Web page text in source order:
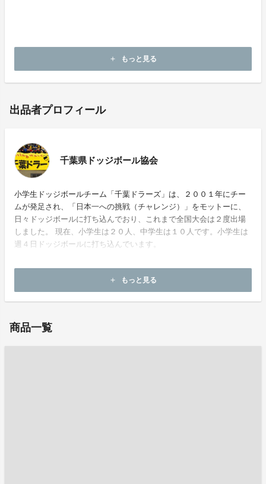
add もっと見る
出品者プロフィール
千葉県ドッジボール協会
小学生ドッジボールチーム「千葉ドラーズ」は、２００１年にチー
ムが発足され、「日本一への挑戦（チャレンジ）」をモットーに、
日々ドッジボールに打ち込んでおり、これまで全国大会は２度出場
しました。 現在、小学生は２０人、中学生は１０人です。小学生は
週４日ドッジボールに打ち込んでいます。
add もっと見る
商品一覧